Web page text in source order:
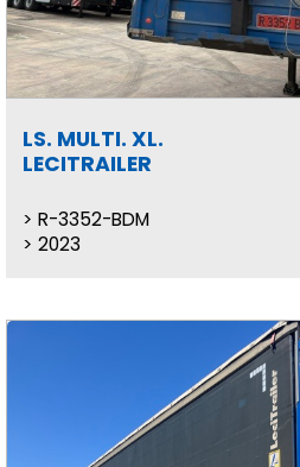
LS. MULTI. XL.
LECITRAILER
R-3352-BDM
2023